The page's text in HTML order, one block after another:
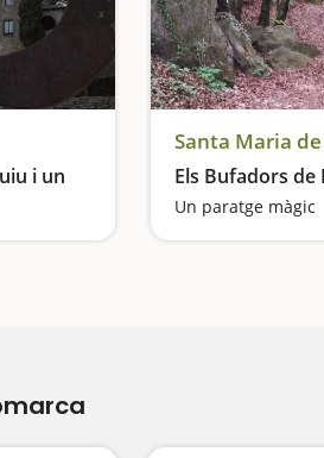
i un
Santa Maria
Els Bufadors de
Un paratge màgic